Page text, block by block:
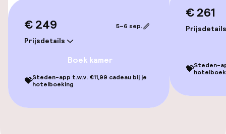
Entertainment
Gratis wifi
Tuin
Terras
€ 249
Prijsdetails
5–6 sep.
Boek kamer
💝Steden-app t.w.v. €11,99 cadeau bij je
hotelboeking
€ 261
Prijsdetails
💝Steden-